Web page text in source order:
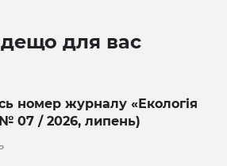
для вас
номер журналу «Екологія
07 / 2026, липень)